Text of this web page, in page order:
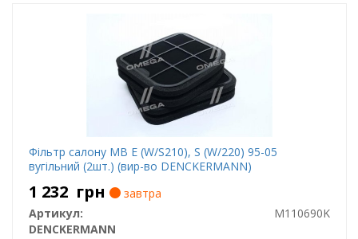
Фільтр салону MB E (W/S210), S (W/220) 95-05
вугільний (2шт.) (вир-во DENCKERMANN)
1 232 грн
завтра
Артикул:
M110690K
DENCKERMANN